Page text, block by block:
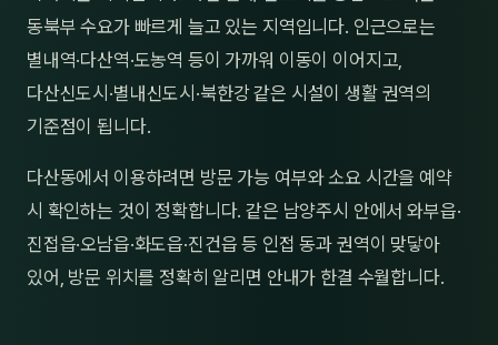
동북부 수요가 빠르게 늘고 있는 지역입니다. 인근으로는
별내역·다산역·도농역 등이 가까워 이동이 이어지고,
다산신도시·별내신도시·북한강 같은 시설이 생활 권역의
기준점이 됩니다.
다산동에서 이용하려면 방문 가능 여부와 소요 시간을 예약
시 확인하는 것이 정확합니다. 같은 남양주시 안에서 와부읍·
진접읍·오남읍·화도읍·진건읍 등 인접 동과 권역이 맞닿아
있어, 방문 위치를 정확히 알리면 안내가 한결 수월합니다.